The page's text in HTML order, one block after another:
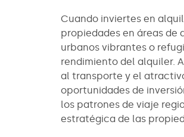
Cuando inviertes en
propiedades en áreas
urbanos vibrantes o
rendimiento del alquiler.
al transporte y el
oportunidades de
los patrones de viaje
estratégica de las